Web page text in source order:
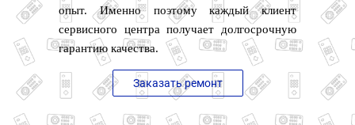
опыт. Именно поэтому каждый клиент
сервисного центра получает долгосрочную
гарантию качества.
Заказать ремонт